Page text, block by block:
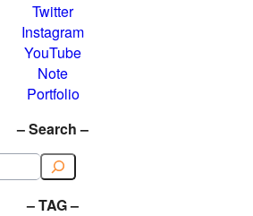
Twitter
Instagram
YouTube
Note
Portfolio
– Search –
– TAG –